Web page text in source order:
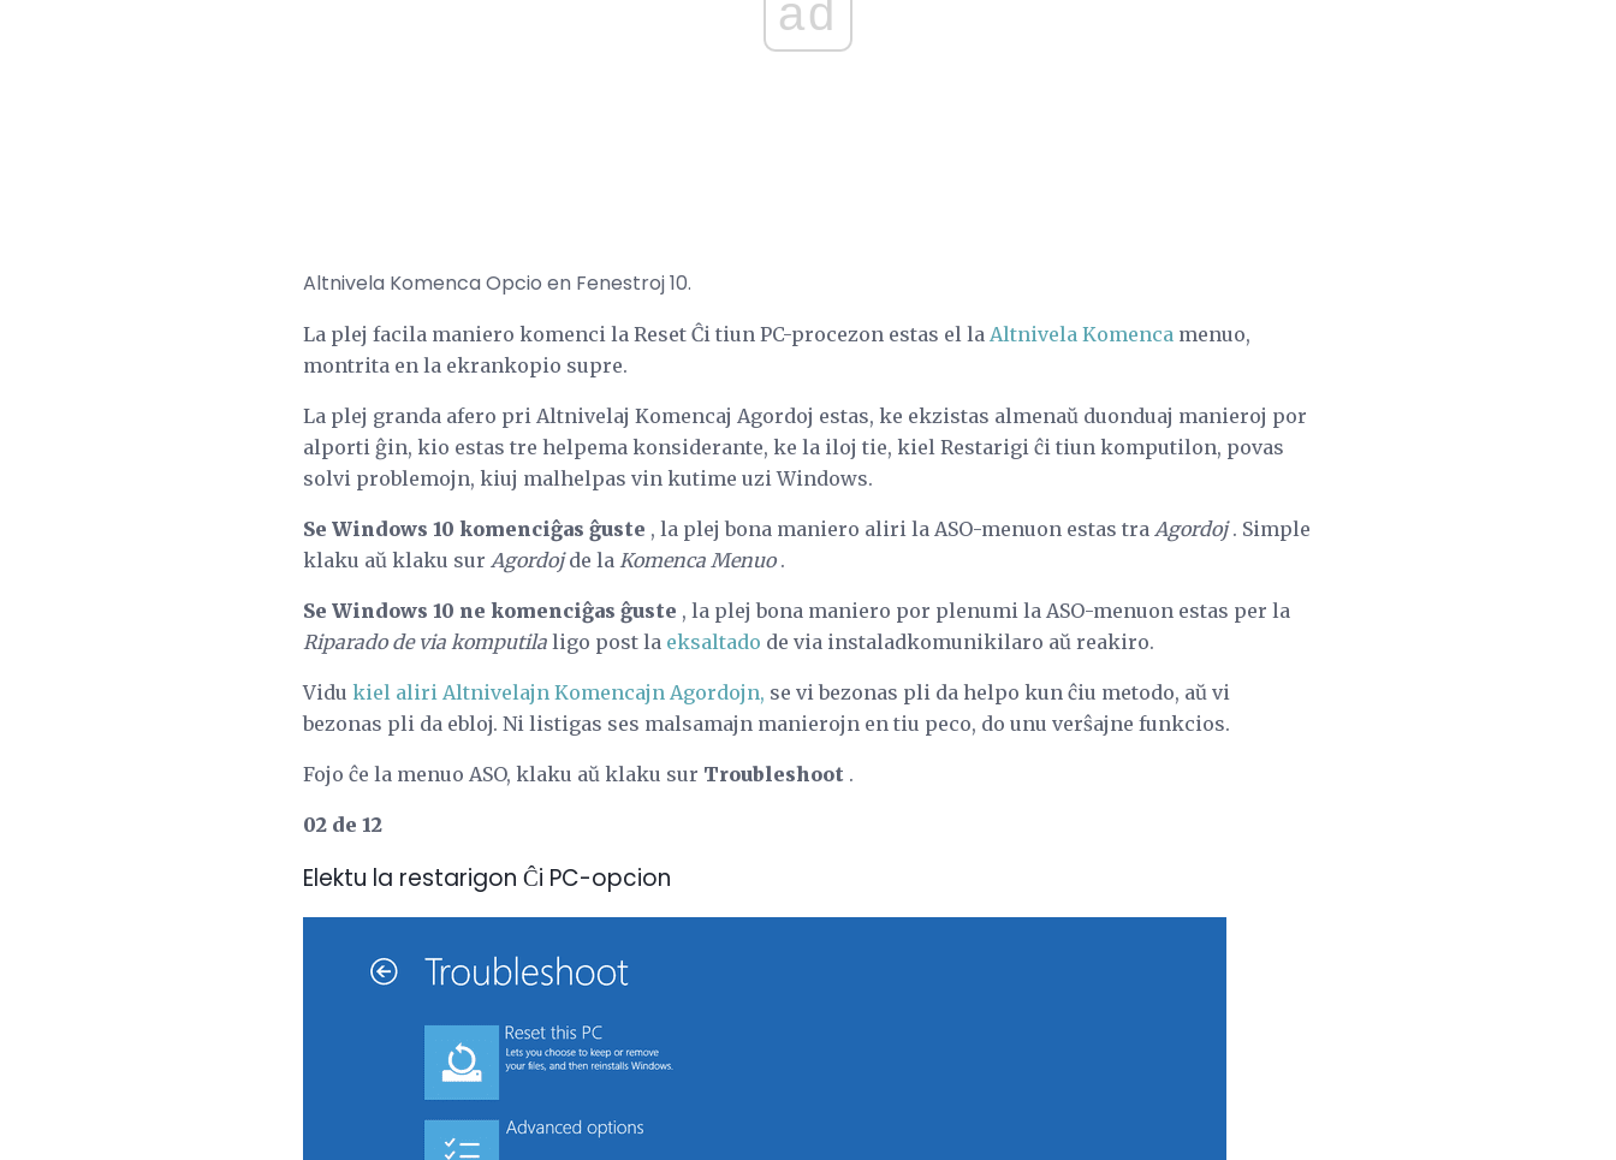
ad
Altnivela Komenca Opcio en Fenestroj 10.
La plej facila maniero komenci la Reset Ĉi tiun PC-procezon estas el la Altnivela Komenca menuo,
montrita en la ekrankopio supre.
La plej granda afero pri Altnivelaj Komencaj Agordoj estas, ke ekzistas almenaŭ duonduaj manieroj por
alporti ĝin, kio estas tre helpema konsiderante, ke la iloj tie, kiel Restarigi ĉi tiun komputilon, povas
solvi problemojn, kiuj malhelpas vin kutime uzi Windows.
Se Windows 10 komenciĝas ĝuste , la plej bona maniero aliri la ASO-menuon estas tra Agordoj. Simple
klaku aŭ klaku sur Agordojde la Komenca Menuo.
Se Windows 10 ne komenciĝas ĝuste , la plej bona maniero por plenumi la ASO-menuon estas per la
Riparado de via komputila ligo post la eksaltado de via instaladkomunikilaro aŭ reakiro.
Vidu kiel aliri Altnivelajn Komencajn Agordojn, se vi bezonas pli da helpo kun ĉiu metodo, aŭ vi
bezonas pli da ebloj. Ni listigas ses malsamajn manierojn en tiu peco, do unu verŝajne funkcios.
Fojo ĉe la menuo ASO, klaku aŭ klaku sur Troubleshoot .
02 de 12
Elektu la restarigon Ĉi PC-opcion